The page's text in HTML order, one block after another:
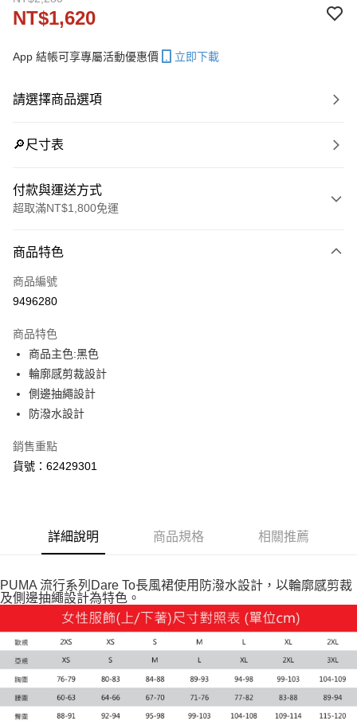
NT$1,620
App 結帳可享專屬活動優惠價 立即下載
請選擇商品選項
🔎尺寸表
付款與運送方式
超取滿NT$1,800免運
信用卡一次付款
LINE Pay
街口支付
悠遊付
Google Pay
貨到付款
付款後7-11取貨
宅配(離島恕不配送)
每筆NT$150，滿NT$1,800(含以上)免運費
宅配貨到付款(離島恕不配送)
每筆NT$180
商品特色
商品編號
9496280
商品特色
商品主色:黑色
輪廓感剪裁設計
側邊抽繩設計
防潑水設計
銷售重點
貨號：62429301
詳細說明 商品規格 相關推薦
PUMA 流行系列Dare To長風裙使用防潑水設計，以輪廓感剪裁
及側邊抽繩設計為特色。